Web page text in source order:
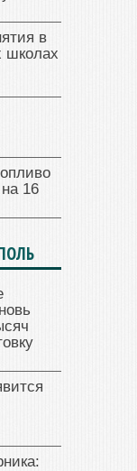
в
школах
16